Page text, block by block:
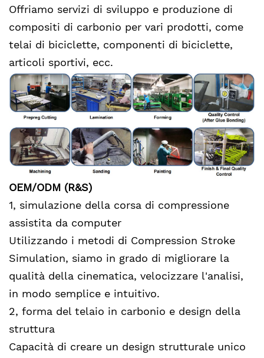
Offriamo servizi di sviluppo e produzione di
compositi di carbonio per vari prodotti, come
telai di biciclette, componenti di biciclette,
articoli sportivi, ecc.
OEM/ODM (R&S)
1, simulazione della corsa di compressione
assistita da computer
Utilizzando i metodi di Compression Stroke
Simulation, siamo in grado di migliorare la
qualità della cinematica, velocizzare l'analisi,
in modo semplice e intuitivo.
2, forma del telaio in carbonio e design della
struttura
Capacità di creare un design strutturale unico